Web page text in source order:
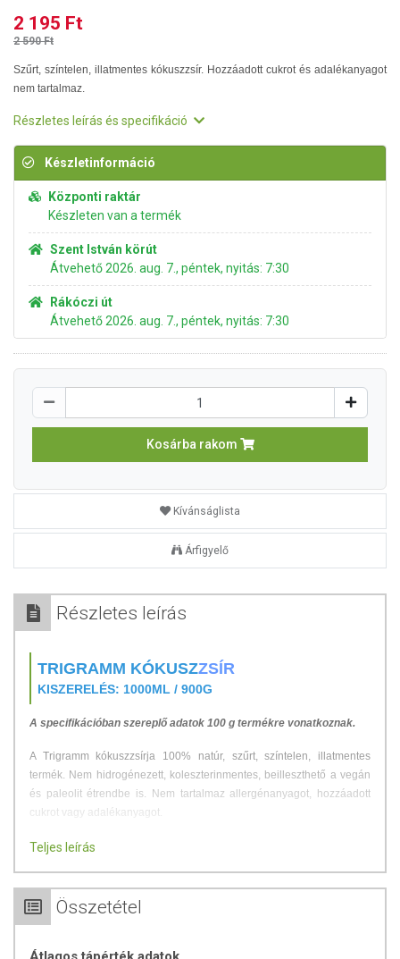
2 195 Ft
2 590 Ft
Szűrt, színtelen, illatmentes kókuszzsír. Hozzáadott cukrot és adalékanyagot
nem tartalmaz.
Részletes leírás és specifikáció
Készletinformáció
Központi raktár
Készleten van a termék
Szent István körút
Átvehető 2026. aug. 7., péntek, nyitás: 7:30
Rákóczi út
Átvehető 2026. aug. 7., péntek, nyitás: 7:30
Kosárba rakom
Kívánságlista
Árfigyelő
Részletes leírás
TRIGRAMM KÓKUSZZSÍR
KISZERELÉS: 1000ML / 900G
A specifikációban szereplő adatok 100 g termékre vonatkoznak.
A Trigramm kókuszzsírja 100% natúr, szűrt, színtelen, illatmentes
termék. Nem hidrogénezett, koleszterinmentes, beilleszthető a vegán
és paleolit étrendbe is. Nem tartalmaz allergénanyagot, hozzáadott
cukrot vagy adalékanyagot.
100% natúr
Hozzáadott cukrot és adalékanyagot nem tartalmaz
A Trigramm Kókuszzsír felhasználható bőrápoláshoz, sütéshez,
Teljes leírás
Összetétel